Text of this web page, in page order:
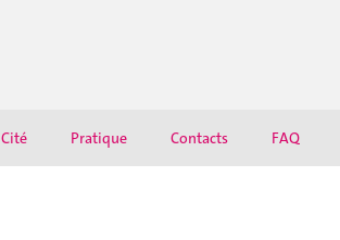
Cité Pratique Contacts FAQ